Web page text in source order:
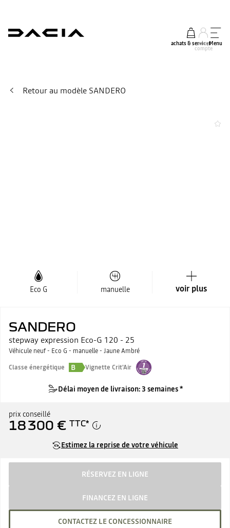
achats & services
mon
compte
Menu
Retour au modèle SANDERO
Eco G manuelle voir plus
SANDERO
stepway expression Eco-G 120 - 25
Véhicule neuf - Eco G - manuelle - Jaune Ambré
Classe énergétique
B Vignette Crit'Air
Délai moyen de livraison: 3 semaines *
prix conseillé
18 300 € TTC*
Estimez la reprise de votre véhicule
RÉSERVEZ EN LIGNE
FINANCEZ EN LIGNE
CONTACTEZ LE CONCESSIONNAIRE